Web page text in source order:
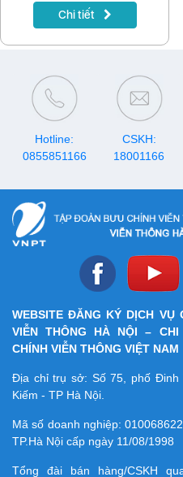
theo dõi trọn vẹn bộ phim
ngay khi ra mắt, chỉ trên nền
Chi tiết
Hotline:
0855851166
CSKH:
18001166
WEBSITE ĐĂNG KÝ DỊCH VỤ
VIỄN THÔNG HÀ NỘI –
CHÍNH VIỄN THÔNG VIỆT NAM
Địa chỉ trụ sở: Số 75, phố Đinh
Kiếm - TP Hà Nội.
Mã số doanh nghiệp:
TP.Hà Nội cấp ngày 11/08/1998
Tổng đài bán hàng/CSKH